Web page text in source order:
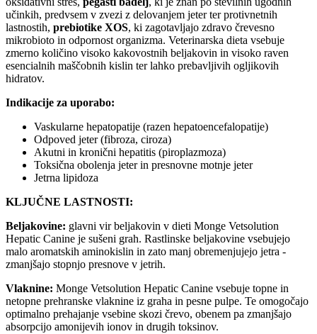
učinkih, predvsem v zvezi z delovanjem jeter ter protivnetnih
lastnostih, prebiotike XOS, ki zagotavljajo zdravo črevesno
mikrobioto in odpornost organizma. Veterinarska dieta vsebuje
zmerno količino visoko kakovostnih beljakovin in visoko raven
esencialnih maščobnih kislin ter lahko prebavljivih ogljikovih
hidratov.
Indikacije za uporabo:
Vaskularne hepatopatije (razen hepatoencefalopatije)
Odpoved jeter (fibroza, ciroza)
Akutni in kronični hepatitis (piroplazmoza)
Toksična obolenja jeter in presnovne motnje jeter
Jetrna lipidoza
KLJUČNE LASTNOSTI:
Beljakovine: glavni vir beljakovin v dieti Monge Vetsolution
Hepatic Canine je sušeni grah. Rastlinske beljakovine vsebujejo
malo aromatskih aminokislin in zato manj obremenjujejo jetra -
zmanjšajo stopnjo presnove v jetrih.
Vlaknine: Monge Vetsolution Hepatic Canine vsebuje topne in
netopne prehranske vlaknine iz graha in pesne pulpe. Te omogočajo
optimalno prehajanje vsebine skozi črevo, obenem pa zmanjšajo
absorpcijo amonijevih ionov in drugih toksinov.